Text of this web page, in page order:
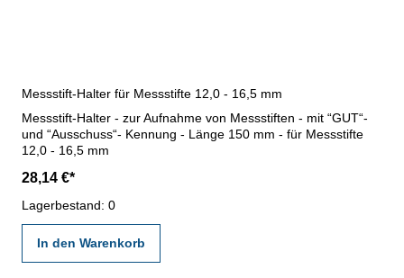
Messstift-Halter für Messstifte 12,0 - 16,5 mm
Messstift-Halter - zur Aufnahme von Messstiften - mit “GUT“-
und “Ausschuss“- Kennung - Länge 150 mm - für Messstifte
12,0 - 16,5 mm
28,14 €*
Lagerbestand: 0
In den Warenkorb